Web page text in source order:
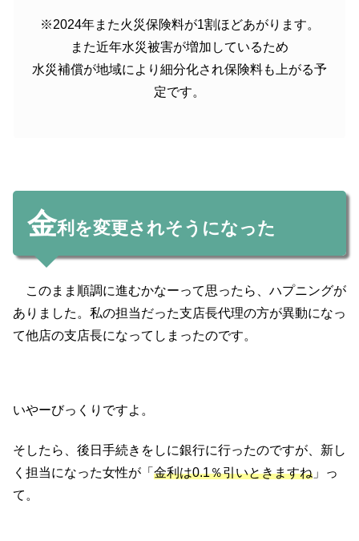
※2024年また火災保険料が1割ほどあがります。
また近年水災被害が増加しているため
水災補償が地域により細分化され保険料も上がる予
定です。
金利を変更されそうになった
このまま順調に進むかなーって思ったら、ハプニングが
ありました。私の担当だった支店長代理の方が異動になっ
て他店の支店長になってしまったのです。
いやーびっくりですよ。
そしたら、後日手続きをしに銀行に行ったのですが、新し
く担当になった女性が「 金利は0.1％引いときますね 」っ
て。